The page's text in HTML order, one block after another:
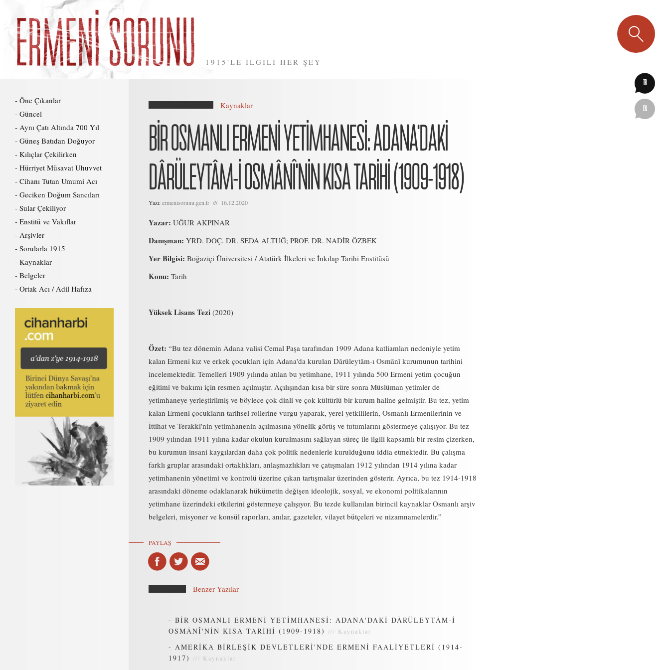
1915'LE İLGİLİ HER ŞEY
TR
EN
Öne Çıkanlar
Güncel
Aynı Çatı Altında 700 Yıl
Güneş Batıdan Doğuyor
Kılıçlar Çekilirken
Hürriyet Müsavat Uhuvvet
Cihanı Tutan Umumi Acı
Geciken Doğum Sancıları
Sular Çekiliyor
Enstitü ve Vakıflar
Arşivler
Sorularla 1915
Kaynaklar
Belgeler
Ortak Acı / Adil Hafıza
Kaynaklar
BİR OSMANLI ERMENİ YETİMHANESİ: ADANA'DAKİ
DÂRÜLEYTÂM-İ OSMÂNÎ'NİN KISA TARİHİ (1909-1918)
Yazı:ermenisorunu.gen.tr /// 16.12.2020
Yazar: UĞUR AKPINAR
Danışman: YRD. DOÇ. DR. SEDA ALTUĞ; PROF. DR. NADİR ÖZBEK
Yer Bilgisi: Boğaziçi Üniversitesi / Atatürk İlkeleri ve İnkılap Tarihi Enstitüsü
Konu: Tarih
Yüksek Lisans Tezi (2020)
Özet: “Bu tez dönemin Adana valisi Cemal Paşa tarafından 1909 Adana katliamları nedeniyle yetim
kalan Ermeni kız ve erkek çocukları için Adana'da kurulan Dârüleytâm-ı Osmânî kurumunun tarihini
incelemektedir. Temelleri 1909 yılında atılan bu yetimhane, 1911 yılında 500 Ermeni yetim çocuğun
eğitimi ve bakımı için resmen açılmıştır. Açılışından kısa bir süre sonra Müslüman yetimler de
yetimhaneye yerleştirilmiş ve böylece çok dinli ve çok kültürlü bir kurum haline gelmiştir. Bu tez, yetim
kalan Ermeni çocukların tarihsel rollerine vurgu yaparak, yerel yetkililerin, Osmanlı Ermenilerinin ve
İttihat ve Terakki'nin yetimhanenin açılmasına yönelik görüş ve tutumlarını göstermeye çalışıyor. Bu tez
1909 yılından 1911 yılına kadar okulun kurulmasını sağlayan süreç ile ilgili kapsamlı bir resim çizerken,
bu kurumun insani kaygılardan daha çok politik nedenlerle kurulduğunu iddia etmektedir. Bu çalışma
farklı gruplar arasındaki ortaklıkları, anlaşmazlıkları ve çatışmaları 1912 yılından 1914 yılına kadar
yetimhanenin yönetimi ve kontrolü üzerine çıkan tartışmalar üzerinden gösterir. Ayrıca, bu tez 1914-1918
arasındaki döneme odaklanarak hükümetin değişen ideolojik, sosyal, ve ekonomi politikalarının
yetimhane üzerindeki etkilerini göstermeye çalışıyor. Bu tezde kullanılan birincil kaynaklar Osmanlı arşiv
belgeleri, misyoner ve konsül raporları, anılar, gazeteler, vilayet bütçeleri ve nizamnamelerdir.”
PAYLAŞ
Benzer Yazılar
- BİR OSMANLI ERMENİ YETİMHANESİ: ADANA'DAKİ DÂRÜLEYTÂM-İ
OSMÂNÎ'NİN KISA TARİHİ (1909-1918) /// Kaynaklar
- AMERİKA BİRLEŞİK DEVLETLERİ'NDE ERMENİ FAALİYETLERİ (1914-
1917) /// Kaynaklar